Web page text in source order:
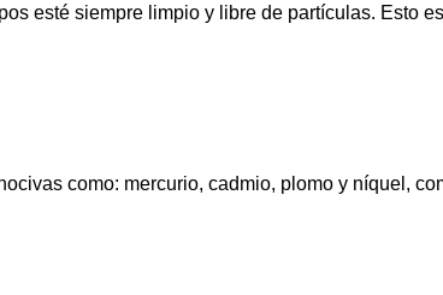
esté siempre limpio y libre de partículas. Esto
como: mercurio, cadmio, plomo y níquel,